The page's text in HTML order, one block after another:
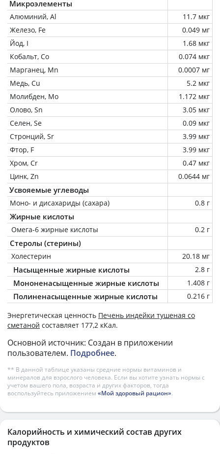
Микроэлементы
Алюминий, Al
11.7 мкг
Железо, Fe
0.049 мг
Йод, I
1.68 мкг
Кобальт, Co
0.074 мкг
Марганец, Mn
0.0007 мг
Медь, Cu
5.2 мкг
Молибден, Mo
1.172 мкг
Олово, Sn
3.05 мкг
Селен, Se
0.09 мкг
Стронций, Sr
3.99 мкг
Фтор, F
3.99 мкг
Хром, Cr
0.47 мкг
Цинк, Zn
0.0644 мг
Усвояемые углеводы
Моно- и дисахариды (сахара) 0.8 г
Жирные кислоты
Омега-6 жирные кислоты 0.2 г
Стеролы (стерины)
Холестерин 20.18 мг
Насыщенные жирные кислоты 2.8 г
Мононенасыщенные жирные кислоты 1.408 г
Полиненасыщенные жирные кислоты 0.216 г
Энергетическая ценность Печень индейки тушеная со
сметаной составляет 177,2 кКал.
Основной источник: Создан в приложении
пользователем. Подробнее.
** В данной таблице указаны средние нормы витаминов и
минералов для взрослого человека. Если вы хотите узнать нормы с
учетом вашего пола, возраста и других факторов, тогда
воспользуйтесь приложением «Мой здоровый рацион».
Калорийность и химический состав других
продуктов